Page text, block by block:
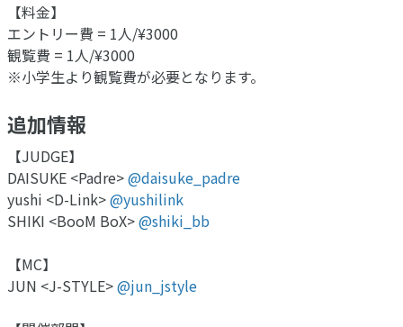
【料金】
エントリー費 = 1人/¥3000
観覧費 = 1人/¥3000
※小学生より観覧費が必要となります。
追加情報
【JUDGE】
DAISUKE <Padre>@daisuke_padre
yushi <D-Link>@yushilink
SHIKI <BooM BoX>@shiki_bb
【MC】
JUN <J-STYLE>@jun_jstyle